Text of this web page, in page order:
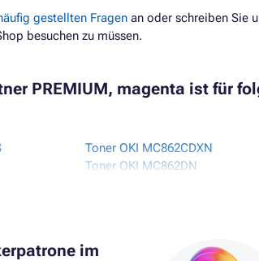
gestellten Fragen an oder schreiben Sie
besuchen zu müssen.
PREMIUM, magenta ist für
Toner OKI MC862CDXN
Toner OKI MC862DN
im